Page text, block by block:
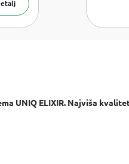
UNIQ ELIXIR. Najviša